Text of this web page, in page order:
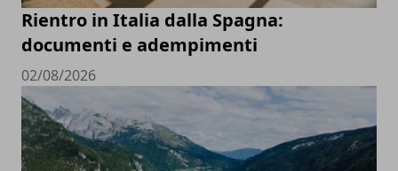
Rientro in Italia dalla Spagna:
documenti e adempimenti
02/08/2026